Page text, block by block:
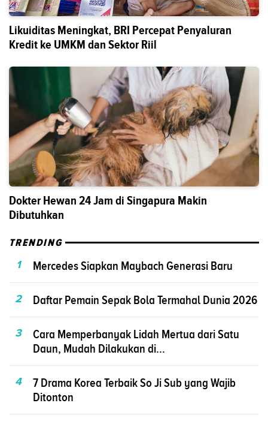
Likuiditas Meningkat, BRI Percepat Penyaluran
Kredit ke UMKM dan Sektor Riil
Dokter Hewan 24 Jam di Singapura Makin
Dibutuhkan
TRENDING
1
Mercedes Siapkan Maybach Generasi Baru
2 Daftar Pemain Sepak Bola Termahal Dunia 2026
3
Cara Memperbanyak Lidah Mertua dari Satu
Daun, Mudah Dilakukan di...
4
7 Drama Korea Terbaik So Ji Sub yang Wajib
Ditonton